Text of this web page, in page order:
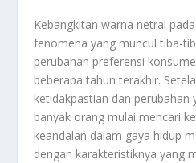
Kebangkitan warna netral
fenomena yang muncul tiba-
perubahan preferensi
beberapa tahun terakhir.
ketidakpastian dan perubahan
banyak orang mulai mencari
keandalan dalam gaya hidup
dengan karakteristiknya yang